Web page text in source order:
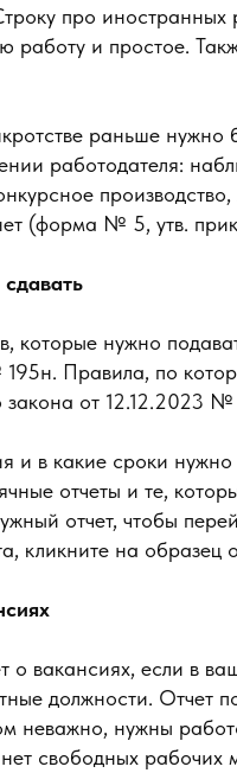
про иностранных
работу и простое.
раньше
работодателя:
(форма № 5, утв.
которые нужно
Правила, по
закона от 12.12.2023
и в какие сроки
отчеты и те,
отчет, чтобы
кликните на образец
о вакансиях, если в
должности. Отчет
неважно, нужны
свободных рабочих